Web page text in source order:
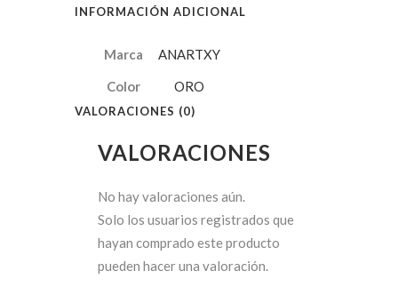
INFORMACIÓN ADICIONAL
Marca
ANARTXY
Color
ORO
VALORACIONES (0)
VALORACIONES
No hay valoraciones aún.
Solo los usuarios registrados que
hayan comprado este producto
pueden hacer una valoración.